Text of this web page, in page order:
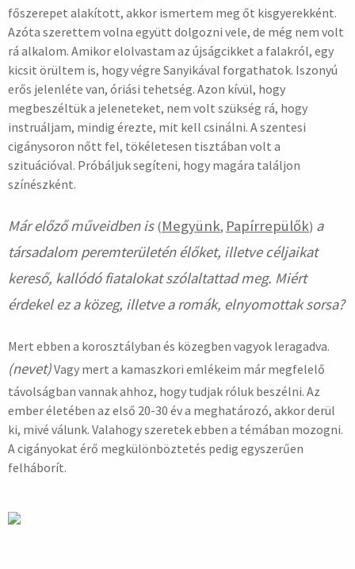
főszerepet alakított, akkor ismertem meg őt kisgyerekként.
Azóta szerettem volna együtt dolgozni vele, de még nem volt
rá alkalom. Amikor elolvastam az újságcikket a falakról, egy
kicsit örültem is, hogy végre Sanyikával forgathatok. Iszonyú
erős jelenléte van, óriási tehetség. Azon kívül, hogy
megbeszéltük a jeleneteket, nem volt szükség rá, hogy
instruáljam, mindig érezte, mit kell csinálni. A szentesi
cigánysoron nőtt fel, tökéletesen tisztában volt a
szituációval. Próbáljuk segíteni, hogy magára találjon
színészként.
Már előző műveidben is (Megyünk, Papírrepülők) a
társadalom peremterületén élőket, illetve céljaikat
kereső, kallódó fiatalokat szólaltattad meg. Miért
érdekel ez a közeg, illetve a romák, elnyomottak sorsa?
Mert ebben a korosztályban és közegben vagyok leragadva.
(nevet)Vagy mert a kamaszkori emlékeim már megfelelő
távolságban vannak ahhoz, hogy tudjak róluk beszélni. Az
ember életében az első 20-30 év a meghatározó, akkor derül
ki, mivé válunk. Valahogy szeretek ebben a témában mozogni.
A cigányokat érő megkülönböztetés pedig egyszerűen
felháborít.